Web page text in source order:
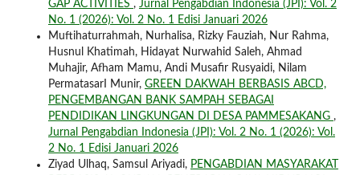
GAP ACTIVITIES , Jurnal Pengabdian Indonesia (JPI): Vol. 2
No. 1 (2026): Vol. 2 No. 1 Edisi Januari 2026
Muftihaturrahmah, Nurhalisa, Rizky Fauziah, Nur Rahma,
Husnul Khatimah, Hidayat Nurwahid Saleh, Ahmad
Muhajir, Afham Mamu, Andi Musafir Rusyaidi, Nilam
PermatasarI Munir, GREEN DAKWAH BERBASIS ABCD,
PENGEMBANGAN BANK SAMPAH SEBAGAI
PENDIDIKAN LINGKUNGAN DI DESA PAMMESAKANG ,
Jurnal Pengabdian Indonesia (JPI): Vol. 2 No. 1 (2026): Vol.
2 No. 1 Edisi Januari 2026
Ziyad Ulhaq, Samsul Ariyadi, PENGABDIAN MASYARAKAT